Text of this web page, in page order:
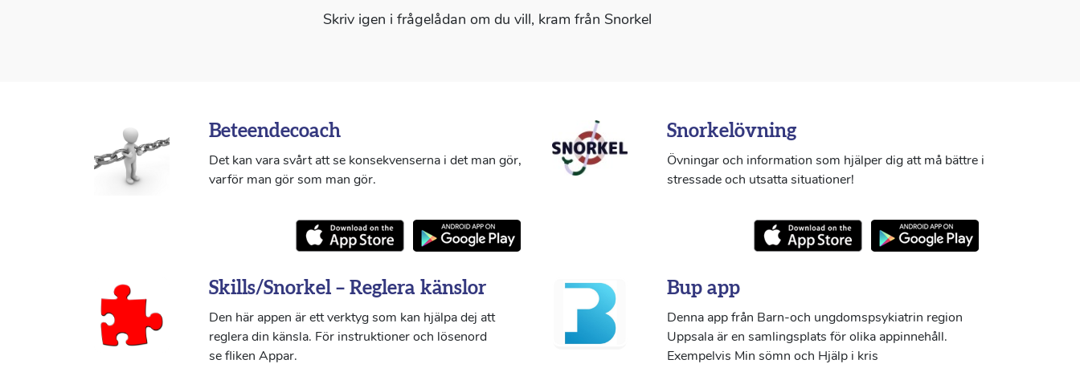
Skriv igen i frågelådan om du vill, kram från Snorkel
Beteendecoach
Det kan vara svårt att se konsekvenserna i det man gör,
varför man gör som man gör.
Snorkelövning
Övningar och information som hjälper dig att må bättre i
stressade och utsatta situationer!
Skills/Snorkel – Reglera känslor
Den här appen är ett verktyg som kan hjälpa dej att
reglera din känsla. För instruktioner och lösenord
se fliken Appar.
Bup app
Denna app från Barn-och ungdomspsykiatrin region
Uppsala är en samlingsplats för olika appinnehåll.
Exempelvis Min sömn och Hjälp i kris